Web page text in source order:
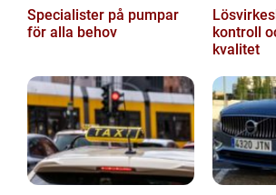
Specialister på pumpar
för alla behov
kontroll
kvalitet